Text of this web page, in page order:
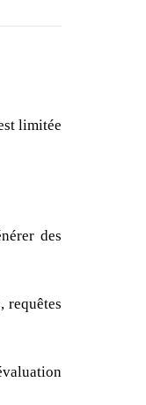
limitée
des
requêtes